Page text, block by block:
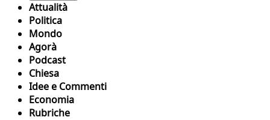
Attualità
Politica
Mondo
Agorà
Podcast
Chiesa
Idee e Commenti
Economia
Rubriche